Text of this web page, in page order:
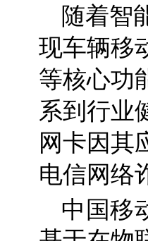
随着智
现车辆移
等核心功
系到行业
网卡因其
电信网络
中国移